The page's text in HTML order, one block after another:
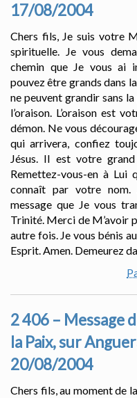
17/08/2004
Chers fils, Je suis votre
spirituelle. Je vous
chemin que Je vous ai
pouvez être grands dans
ne peuvent grandir sans
l’oraison. L’oraison est
démon. Ne vous
qui arrivera, confiez
Jésus. Il est votre
Remettez-vous-en à
connaît par votre
message que Je vous
Trinité. Merci de M’avoir
autre fois. Je vous bénis
Esprit. Amen. Demeurez
2 406 – Message
la Paix, sur
20/08/2004
Chers fils, au moment de